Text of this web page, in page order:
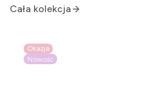
Cała kolekcja
Okazja
Nowość